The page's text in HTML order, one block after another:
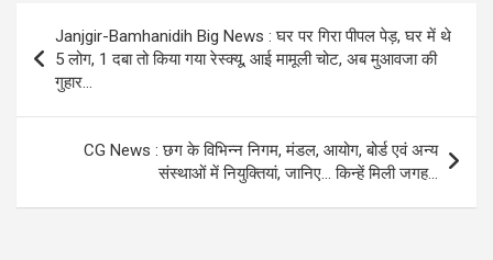
o
o
k
A
p
a
m
navigation
Janjgir-Bamhanidih Big News : घर पर गिरा पीपल पेड़, घर में थे
5 लोग, 1 दबा तो किया गया रेस्क्यू, आई मामूली चोट, अब मुआवजा की
गुहार…
CG News : छग के विभिन्न निगम, मंडल, आयोग, बोर्ड एवं अन्य
संस्थाओं में नियुक्तियां, जानिए… किन्हें मिली जगह…